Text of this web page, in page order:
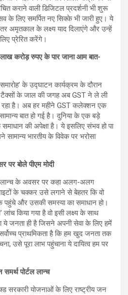
कराने वाली डिजिटल प्रदर्शनी भी शुरू
के लिए समर्पित नए सिक्के भी जारी हुए। ये
अमृतकाल के लक्ष्य याद दिलाएंगे और उन्हें
प्रेरित करेंगे।
करोड़ रुपए के पार जाना आम बात-
के उद्घाटन कार्यक्रम के दौरान
के जाल की जगह अब GST ने ले ली
है। अब हर महीने GST कलेक्शन एक
बात हो गई है। दुनिया के एक बड़े
की अपेक्षा है। ये इसलिए संभव हो पा
सामान्य भारतीय के विवेक पर भरोसा
पर बोले पीएम मोदी
लान्च के अवसर पर कहा अलग-अलग
के चक्कर उसे लगाने से बेहतर कि वो
पहुंचे और उसकी समस्या का समाधान हो।
किया गया है वो इसी लक्ष्य के साथ
ये जनता ही है जिसने अपनी सेवा के लिए हमें
प्राथमिकता है कि हम खुद जनता तक
उसे पूरा लाभ पहुंचाना ये दायित्व हम पर
समर्थ पोर्टल लान्च
सरकारी योजनाओं के लिए राष्ट्रीय जन